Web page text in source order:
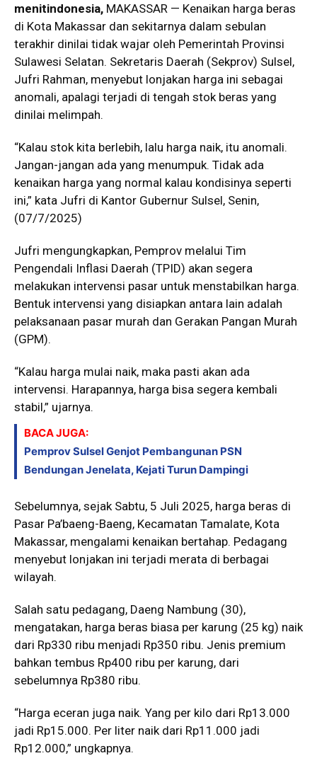
menitindonesia, MAKASSAR — Kenaikan harga beras
di Kota Makassar dan sekitarnya dalam sebulan
terakhir dinilai tidak wajar oleh Pemerintah Provinsi
Sulawesi Selatan. Sekretaris Daerah (Sekprov) Sulsel,
Jufri Rahman, menyebut lonjakan harga ini sebagai
anomali, apalagi terjadi di tengah stok beras yang
dinilai melimpah.
“Kalau stok kita berlebih, lalu harga naik, itu anomali.
Jangan-jangan ada yang menumpuk. Tidak ada
kenaikan harga yang normal kalau kondisinya seperti
ini,” kata Jufri di Kantor Gubernur Sulsel, Senin,
(07/7/2025)
Jufri mengungkapkan, Pemprov melalui Tim
Pengendali Inflasi Daerah (TPID) akan segera
melakukan intervensi pasar untuk menstabilkan harga.
Bentuk intervensi yang disiapkan antara lain adalah
pelaksanaan pasar murah dan Gerakan Pangan Murah
(GPM).
“Kalau harga mulai naik, maka pasti akan ada
intervensi. Harapannya, harga bisa segera kembali
stabil,” ujarnya.
BACA JUGA:
Pemprov Sulsel Genjot Pembangunan PSN
Bendungan Jenelata, Kejati Turun Dampingi
Sebelumnya, sejak Sabtu, 5 Juli 2025, harga beras di
Pasar Pa’baeng-Baeng, Kecamatan Tamalate, Kota
Makassar, mengalami kenaikan bertahap. Pedagang
menyebut lonjakan ini terjadi merata di berbagai
wilayah.
Salah satu pedagang, Daeng Nambung (30),
mengatakan, harga beras biasa per karung (25 kg) naik
dari Rp330 ribu menjadi Rp350 ribu. Jenis premium
bahkan tembus Rp400 ribu per karung, dari
sebelumnya Rp380 ribu.
“Harga eceran juga naik. Yang per kilo dari Rp13.000
jadi Rp15.000. Per liter naik dari Rp11.000 jadi
Rp12.000,” ungkapnya.